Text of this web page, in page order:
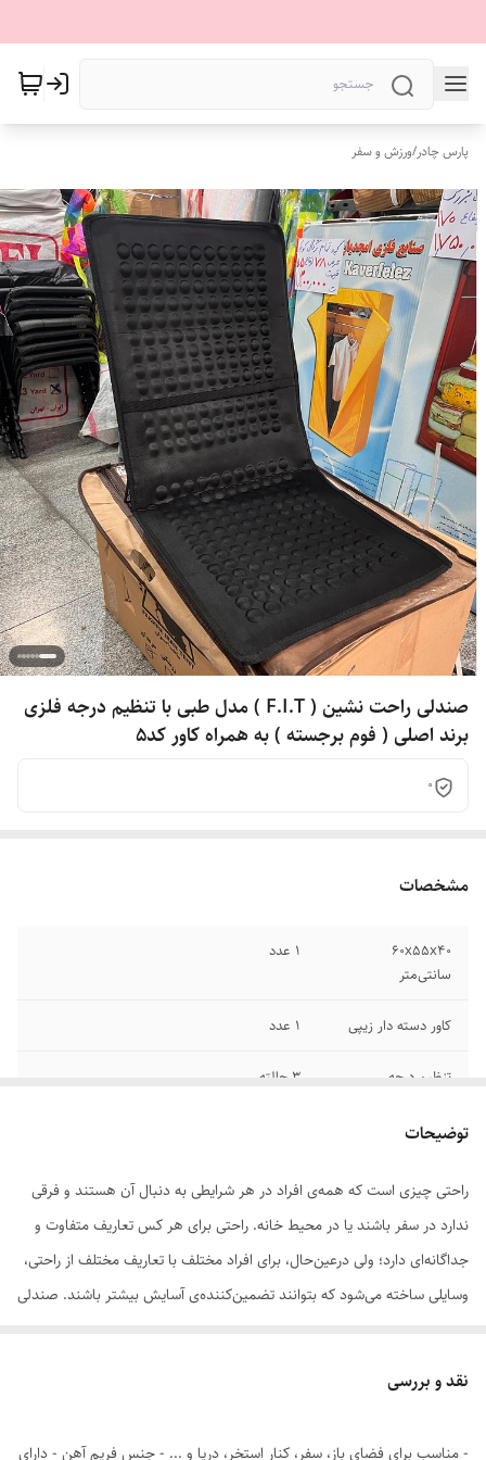
پارس چادر/ورزش و سفر
صندلی راحت نشین ( F.I.T ) مدل طبی با تنظیم درجه فلزی
برند اصلی ( فوم برجسته ) به همراه کاور کد5
0
مشخصات
۶۰x۵۵x۴۰
سانتی‌متر
1 عدد
کاور دسته دار زیپی 1 عدد
تنظیم درجه 3 حالته
فوم طبی
توضیحات
راحتی چیزی است که همه‌ی افراد در هر شرایطی به دنبال آن هستند و فرقی
ندارد در سفر باشند یا در محیط خانه. راحتی برای هر کس تعاریف متفاوت و
جداگانه‌ای دارد؛ ولی درعین‌حال، برای افراد مختلف با تعاریف مختلف از راحتی،
وسایلی ساخته می‌شود که بتوانند تضمین‌کننده‌ی آسایش بیشتر باشند. صندلی
برای اینکه به شکلی صحیح روی زمین بنشینید، باید ابتدا به این نکته توجه
نقد و بررسی
- مناسب برای فضای باز، سفر، کنار استخر، دریا و ... - جنس فریم آهن - دارای